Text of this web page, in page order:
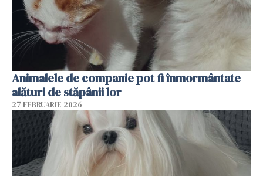
Animalele de companie pot fi înmormântate
alături de stăpânii lor
27 FEBRUARIE 2026